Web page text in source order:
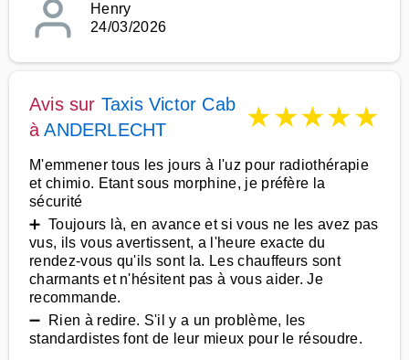
Henry
24/03/2026
Avis sur Taxis Victor Cab
àANDERLECHT ★★★★★
M'emmener tous les jours à l'uz pour radiothérapie
et chimio. Etant sous morphine, je préfère la
sécurité
➕ Toujours là, en avance et si vous ne les avez pas
vus, ils vous avertissent, a l'heure exacte du
rendez-vous qu'ils sont la. Les chauffeurs sont
charmants et n'hésitent pas à vous aider. Je
recommande.
➖ Rien à redire. S'il y a un problème, les
standardistes font de leur mieux pour le résoudre.